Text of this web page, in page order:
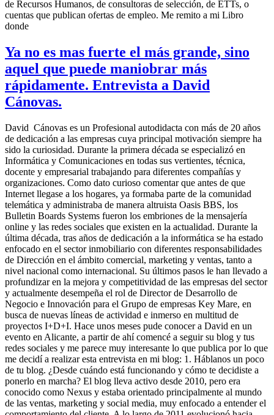
de Recursos Humanos, de consultoras de selección, de ETTs, o
cuentas que publican ofertas de empleo. Me remito a mi Libro
donde
Ya no es mas fuerte el más grande, sino
aquel que puede maniobrar más
rápidamente. Entrevista a David
Cánovas.
David Cánovas es un Profesional autodidacta con más de 20 años
de dedicación a las empresas cuya principal motivación siempre ha
sido la curiosidad. Durante la primera década se especializó en
Informática y Comunicaciones en todas sus vertientes, técnica,
docente y empresarial trabajando para diferentes compañías y
organizaciones. Como dato curioso comentar que antes de que
Internet llegase a los hogares, ya formaba parte de la comunidad
telemática y administraba de manera altruista Oasis BBS, los
Bulletin Boards Systems fueron los embriones de la mensajería
online y las redes sociales que existen en la actualidad. Durante la
última década, tras años de dedicación a la informática se ha estado
enfocado en el sector inmobiliario con diferentes responsabilidades
de Dirección en el ámbito comercial, marketing y ventas, tanto a
nivel nacional como internacional. Su últimos pasos le han llevado a
profundizar en la mejora y competitividad de las empresas del sector
y actualmente desempeña el rol de Director de Desarrollo de
Negocio e Innovación para el Grupo de empresas Key Mare, en
busca de nuevas líneas de actividad e inmerso en multitud de
proyectos I+D+I. Hace unos meses pude conocer a David en un
evento en Alicante, a partir de ahí comencé a seguir su blog y tus
redes sociales y me parece muy interesante lo que publica por lo que
me decidí a realizar esta entrevista en mi blog: 1. Háblanos un poco
de tu blog. ¿Desde cuándo está funcionando y cómo te decidiste a
ponerlo en marcha? El blog lleva activo desde 2010, pero era
conocido como Nexus y estaba orientado principalmente al mundo
de las ventas, marketing y social media, muy enfocado a entender el